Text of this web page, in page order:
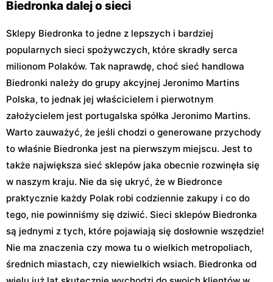
Biedronka dalej o sieci
Sklepy Biedronka to jedne z lepszych i bardziej
popularnych sieci spożywczych, które skradły serca
milionom Polaków. Tak naprawdę, choć sieć handlowa
Biedronki należy do grupy akcyjnej Jeronimo Martins
Polska, to jednak jej właścicielem i pierwotnym
założycielem jest portugalska spółka Jeronimo Martins.
Warto zauważyć, że jeśli chodzi o generowane przychody
to właśnie Biedronka jest na pierwszym miejscu. Jest to
także największa sieć sklepów jaka obecnie rozwinęła się
w naszym kraju. Nie da się ukryć, że w Biedronce
praktycznie każdy Polak robi codziennie zakupy i co do
tego, nie powinniśmy się dziwić. Sieci sklepów Biedronka
są jednymi z tych, które pojawiają się dosłownie wszędzie!
Nie ma znaczenia czy mowa tu o wielkich metropoliach,
średnich miastach, czy niewielkich wsiach. Biedronka od